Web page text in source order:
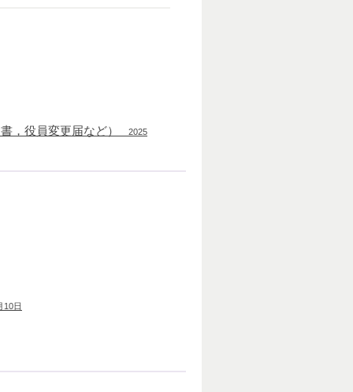
，役員変更届など） 2025
10日